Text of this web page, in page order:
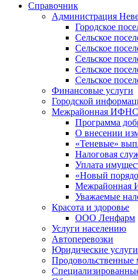
Справочник
Администрация
Городское
Сельское
Сельское
Сельское
Сельское
Сельское
Финансовые услуги
Городской
Межрайонная ИФНС
Программа
О внесении
«Теневые»
Налоговая
Уплата
«Новый
Межрайонная
Уважаемые
Красота и здоровье
ООО Ленфарм
Услуги населению
Автоперевозки
Юридические услуги
Продовольственные